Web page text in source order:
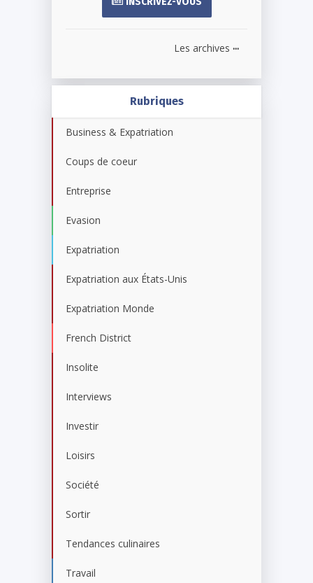
Les archives ...
Rubriques
Business & Expatriation
Coups de coeur
Entreprise
Evasion
Expatriation
Expatriation aux États-Unis
Expatriation Monde
French District
Insolite
Interviews
Investir
Loisirs
Société
Sortir
Tendances culinaires
Travail